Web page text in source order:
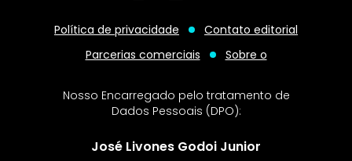
Política de privacidade
Contato editorial
Parcerias comerciais
Sobre o
Nosso Encarregado pelo tratamento de
Dados Pessoais (DPO):
José Livones Godoi Junior